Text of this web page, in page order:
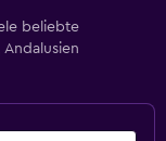
beliebte